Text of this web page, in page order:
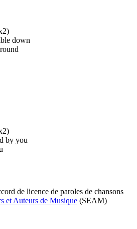
down
by you
de licence de paroles de chansons
et Auteurs de Musique (SEAM)